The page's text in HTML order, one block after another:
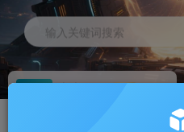
输入关键词搜索
加入会员